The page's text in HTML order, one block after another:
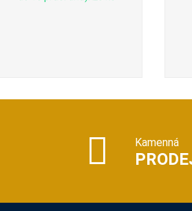
Kamenná